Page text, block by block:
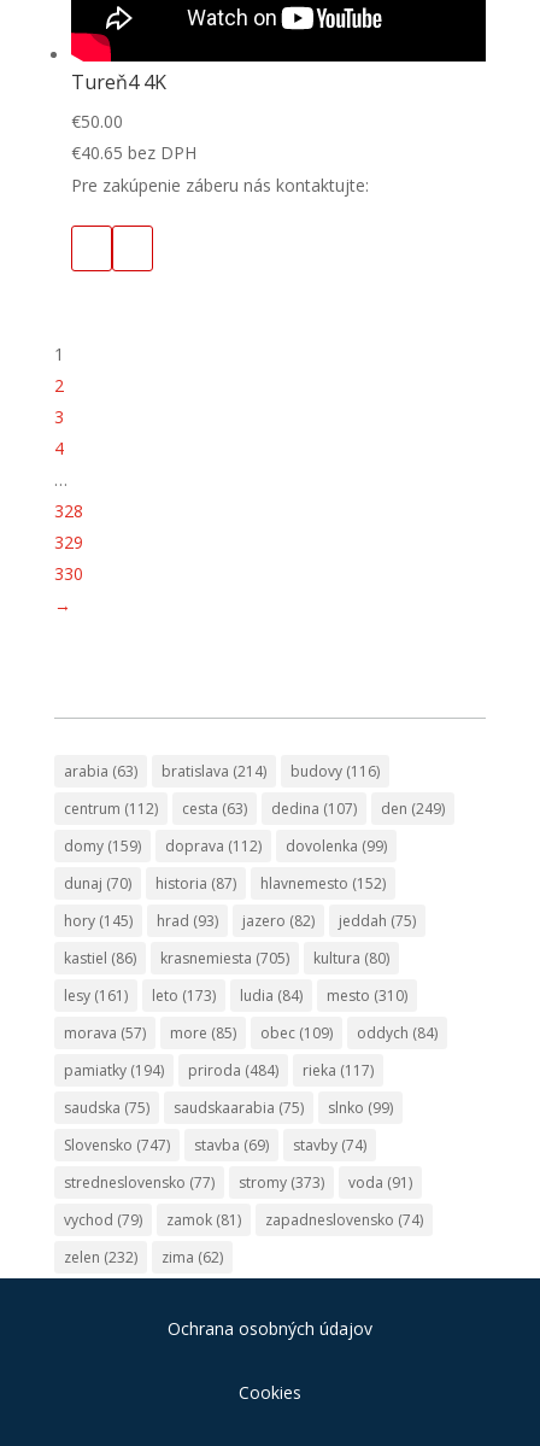
Tureň4 4K
€50.00
€40.65 bez DPH
Pre zakúpenie záberu nás kontaktujte:
1
2
3
4
…
328
329
330
→
arabia (63) bratislava (214) budovy(116)
centrum (112) cesta (63) dedina (107) den (249)
domy(159) doprava (112) dovolenka (99)
dunaj (70) historia (87) hlavnemesto (152)
hory(145) hrad (93) jazero (82) jeddah (75)
kastiel (86) krasnemiesta (705) kultura (80)
lesy(161) leto (173) ludia (84) mesto (310)
morava (57) more (85) obec(109) oddych (84)
pamiatky(194) priroda (484) rieka (117)
saudska (75) saudskaarabia (75) slnko (99)
Slovensko (747) stavba (69) stavby(74)
stredneslovensko (77) stromy(373) voda (91)
vychod (79) zamok(81) zapadneslovensko (74)
zelen (232) zima (62)
Ochrana osobných údajov
Cookies